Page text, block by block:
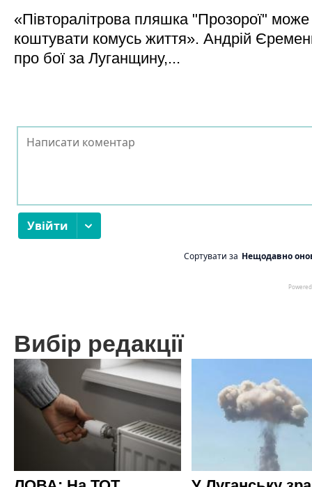
«Півторалітрова пляшка "Прозорої" може
коштувати комусь життя». Андрій
про бої за Луганщину,...
Вибір редакції